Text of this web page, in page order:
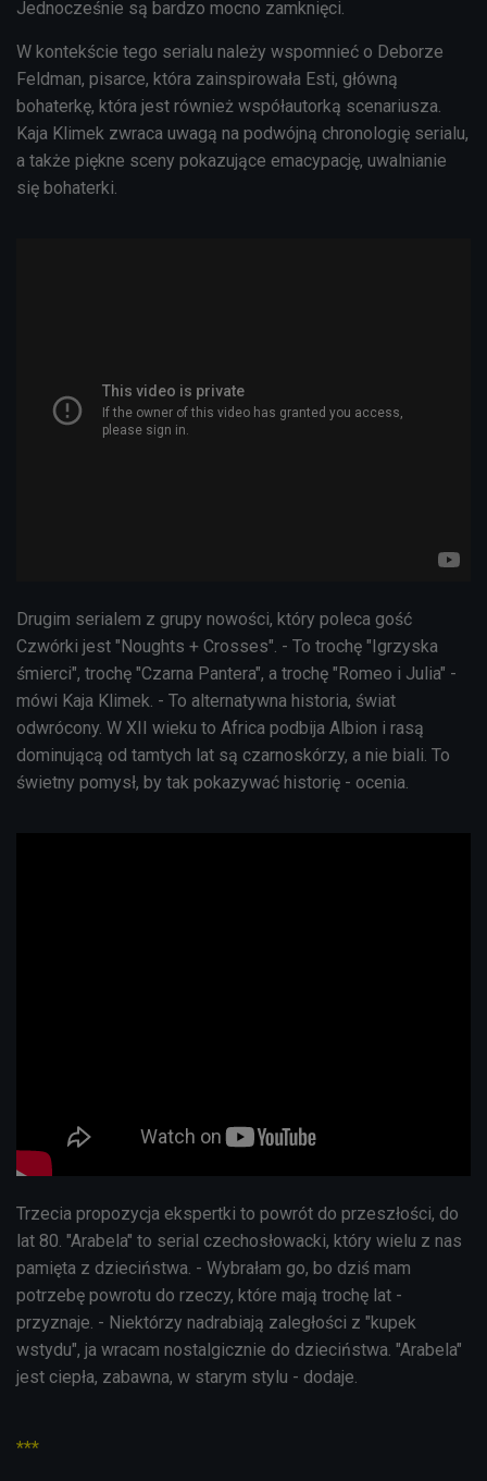
Jednocześnie są bardzo mocno zamknięci.
W kontekście tego serialu należy wspomnieć o Deborze
Feldman, pisarce, która zainspirowała Esti, główną
bohaterkę, która jest również współautorką scenariusza.
Kaja Klimek zwraca uwagą na podwójną chronologię serialu,
a także piękne sceny pokazujące emacypację, uwalnianie
się bohaterki.
Drugim serialem z grupy nowości, który poleca gość
Czwórki jest "Noughts + Crosses". - To trochę "Igrzyska
śmierci", trochę "Czarna Pantera", a trochę "Romeo i Julia" -
mówi Kaja Klimek. - To alternatywna historia, świat
odwrócony. W XII wieku to Africa podbija Albion i rasą
dominującą od tamtych lat są czarnoskórzy, a nie biali. To
świetny pomysł, by tak pokazywać historię - ocenia.
Trzecia propozycja ekspertki to powrót do przeszłości, do
lat 80. "Arabela" to serial czechosłowacki, który wielu z nas
pamięta z dzieciństwa. - Wybrałam go, bo dziś mam
potrzebę powrotu do rzeczy, które mają trochę lat -
przyznaje. - Niektórzy nadrabiają zaległości z "kupek
wstydu", ja wracam nostalgicznie do dzieciństwa. "Arabela"
jest ciepła, zabawna, w starym stylu - dodaje.
***